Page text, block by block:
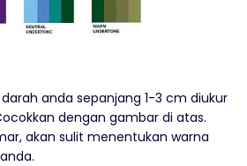
anda sepanjang 1-3 cm diukur
dengan gambar di atas.
akan sulit menentukan warna